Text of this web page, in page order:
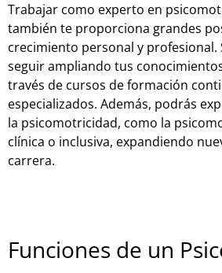
Trabajar como experto en
también te proporciona grandes
crecimiento personal y profesional.
seguir ampliando tus
través de cursos de formación
especializados. Además, podrás
la psicomotricidad, como la
clínica o inclusiva, expandiendo
carrera.
Funciones de un